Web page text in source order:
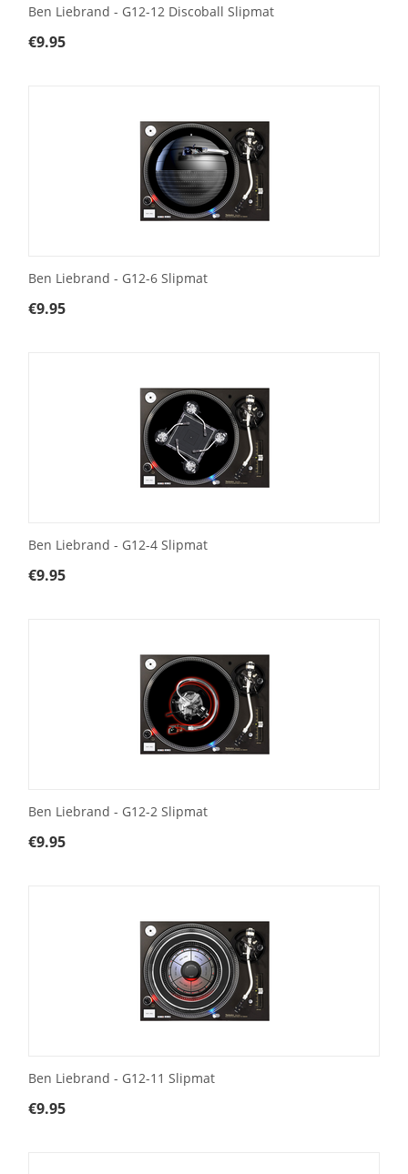
Ben Liebrand - G12-12 Discoball Slipmat
€9.95
Ben Liebrand - G12-6 Slipmat
€9.95
Ben Liebrand - G12-4 Slipmat
€9.95
Ben Liebrand - G12-2 Slipmat
€9.95
Ben Liebrand - G12-11 Slipmat
€9.95